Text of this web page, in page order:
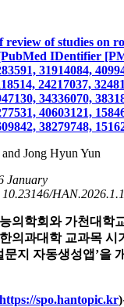
review of studies on
IDentifier
31914084,
24217037,
34336070,
40603121,
38279748,
Jong Hyun Yun
January
HAN.2026.1.1
의학회와 가천대학
의과대학 교과목 시
지 자동생성앱’을
https://spo.hantopic.kr